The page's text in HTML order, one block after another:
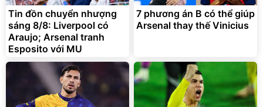
Tin đồn chuyển nhượng
sáng 8/8: Liverpool có
Araujo; Arsenal tranh
Esposito với MU
7 phương án B có thể giúp
Arsenal thay thế Vinicius